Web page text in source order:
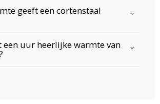
geeft een cortenstaal
een uur heerlijke warmte van